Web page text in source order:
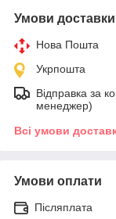
Умови доставки
Нова Пошта
Укрпошта
Відправка за
менеджер)
Всі умови
Умови оплати
Післяплата